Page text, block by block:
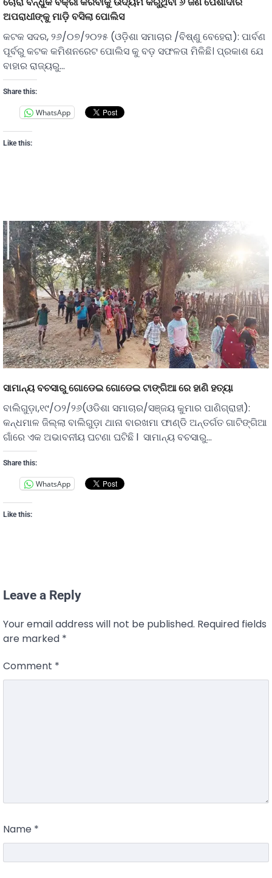
ଅପରାଧୀଙ୍କୁ ମାଡ଼ି ବସିଲା ପୋଲିସ
କଟକ ସଦର, ୨୬/୦୭/୨୦୨୫ (ଓଡ଼ିଶା ସମାଚାର /ବିଷ୍ଣୁ ବେହେରା): ପାର୍ବଣ
ପୂର୍ବରୁ କଟକ କମିଶନରେଟ ପୋଲିସ କୁ ବଡ଼ ସଫଳତା ମିଳିଛି। ପ୍ରକାଶ ଯେ
ବାହାର ରାଜ୍ୟରୁ…
Share this:
WhatsApp
Like this:
ସାମାନ୍ୟ ବଚସାରୁ ଗୋଡେଇ ଗୋଡେଇ ଟାଙ୍ଗିଆ ରେ ହାଣି ହତ୍ୟା
ବାଲିଗୁଡ଼ା,୧୯/୦୨/୨୬(ଓଡିଶା ସମାଚାର/ସଞ୍ଜୟ କୁମାର ପାଣିଗ୍ରାହୀ):
କନ୍ଧମାଳ ଜିଲ୍ଲା ବାଲିଗୁଡ଼ା ଥାନା ବାରଖମା ଫାଣ୍ଡି ଅନ୍ତର୍ଗତ ଗାଟିଙ୍ଗିଆ
ଗାଁରେ ଏକ ଅଭାବନୀୟ ଘଟଣା ଘଟିଛି l ସାମାନ୍ୟ ବଚସାରୁ…
Share this:
WhatsApp
Like this:
Leave a Reply
Your email address will not be published. Required fields
are marked *
Comment *
Name *